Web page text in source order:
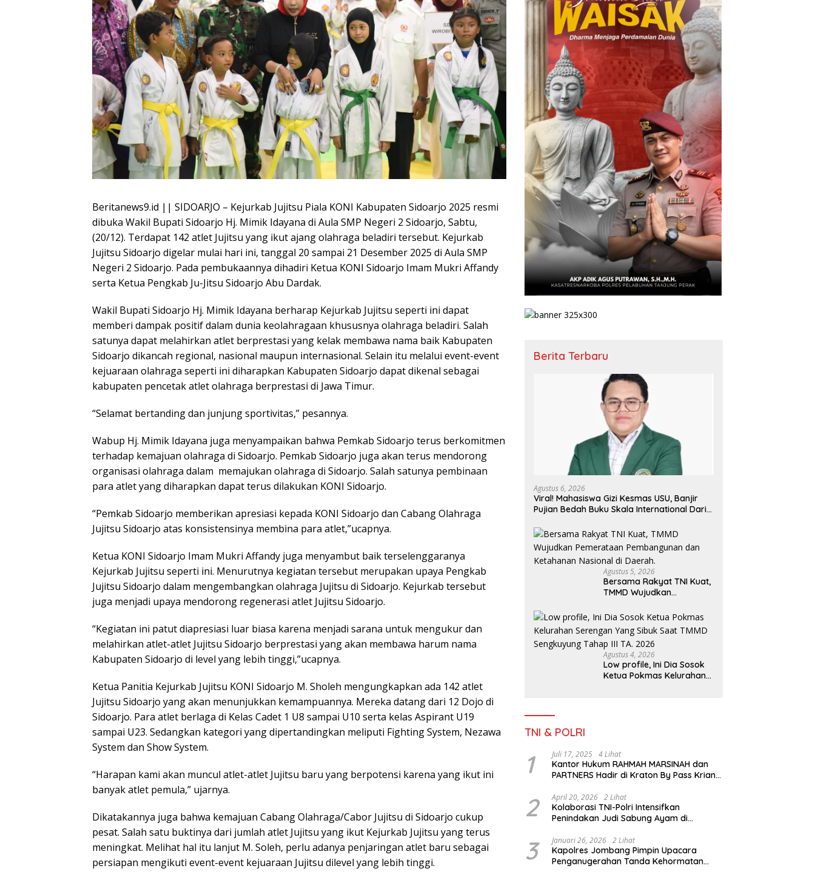
Beritanews9.id || SIDOARJO – Kejurkab Jujitsu Piala KONI Kabupaten Sidoarjo 2025 resmi
dibuka Wakil Bupati Sidoarjo Hj. Mimik Idayana di Aula SMP Negeri 2 Sidoarjo, Sabtu,
(20/12). Terdapat 142 atlet Jujitsu yang ikut ajang olahraga beladiri tersebut. Kejurkab
Jujitsu Sidoarjo digelar mulai hari ini, tanggal 20 sampai 21 Desember 2025 di Aula SMP
Negeri 2 Sidoarjo. Pada pembukaannya dihadiri Ketua KONI Sidoarjo Imam Mukri Affandy
serta Ketua Pengkab Ju-Jitsu Sidoarjo Abu Dardak.
Wakil Bupati Sidoarjo Hj. Mimik Idayana berharap Kejurkab Jujitsu seperti ini dapat
memberi dampak positif dalam dunia keolahragaan khususnya olahraga beladiri. Salah
satunya dapat melahirkan atlet berprestasi yang kelak membawa nama baik Kabupaten
Sidoarjo dikancah regional, nasional maupun internasional. Selain itu melalui event-event
kejuaraan olahraga seperti ini diharapkan Kabupaten Sidoarjo dapat dikenal sebagai
kabupaten pencetak atlet olahraga berprestasi di Jawa Timur.
“Selamat bertanding dan junjung sportivitas,” pesannya.
Wabup Hj. Mimik Idayana juga menyampaikan bahwa Pemkab Sidoarjo terus berkomitmen
terhadap kemajuan olahraga di Sidoarjo. Pemkab Sidoarjo juga akan terus mendorong
organisasi olahraga dalam memajukan olahraga di Sidoarjo. Salah satunya pembinaan
para atlet yang diharapkan dapat terus dilakukan KONI Sidoarjo.
“Pemkab Sidoarjo memberikan apresiasi kepada KONI Sidoarjo dan Cabang Olahraga
Jujitsu Sidoarjo atas konsistensinya membina para atlet,”ucapnya.
Ketua KONI Sidoarjo Imam Mukri Affandy juga menyambut baik terselenggaranya
Kejurkab Jujitsu seperti ini. Menurutnya kegiatan tersebut merupakan upaya Pengkab
Jujitsu Sidoarjo dalam mengembangkan olahraga Jujitsu di Sidoarjo. Kejurkab tersebut
juga menjadi upaya mendorong regenerasi atlet Jujitsu Sidoarjo.
“Kegiatan ini patut diapresiasi luar biasa karena menjadi sarana untuk mengukur dan
melahirkan atlet-atlet Jujitsu Sidoarjo berprestasi yang akan membawa harum nama
Kabupaten Sidoarjo di level yang lebih tinggi,”ucapnya.
Ketua Panitia Kejurkab Jujitsu KONI Sidoarjo M. Sholeh mengungkapkan ada 142 atlet
Jujitsu Sidoarjo yang akan menunjukkan kemampuannya. Mereka datang dari 12 Dojo di
Sidoarjo. Para atlet berlaga di Kelas Cadet 1 U8 sampai U10 serta kelas Aspirant U19
sampai U23. Sedangkan kategori yang dipertandingkan meliputi Fighting System, Nezawa
System dan Show System.
“Harapan kami akan muncul atlet-atlet Jujitsu baru yang berpotensi karena yang ikut ini
banyak atlet pemula,” ujarnya.
Dikatakannya juga bahwa kemajuan Cabang Olahraga/Cabor Jujitsu di Sidoarjo cukup
pesat. Salah satu buktinya dari jumlah atlet Jujitsu yang ikut Kejurkab Jujitsu yang terus
meningkat. Melihat hal itu lanjut M. Soleh, perlu adanya penjaringan atlet baru sebagai
persiapan mengikuti event-event kejuaraan Jujitsu dilevel yang lebih tinggi.
Berita Terbaru
Agustus 6, 2026
Viral! Mahasiswa Gizi Kesmas USU, Banjir
Pujian Bedah Buku Skala International Dari
Agustus 5, 2026
Bersama Rakyat TNI Kuat,
TMMD Wujudkan
Pembangunan dan
Ketahanan Nasional di
Daerah.
Agustus 4, 2026
Low profile, Ini Dia Sosok
Ketua Pokmas Kelurahan
TNI & POLRI
1 Juli 17, 2025 4 Lihat
Kantor Hukum RAHMAH MARSINAH dan
PARTNERS Hadir di Kraton By Pass Krian
2 April 20, 2026 2 Lihat
Kolaborasi TNI-Polri Intensifkan
Penindakan Judi Sabung Ayam di
3 Januari 26, 2026 2 Lihat
Kapolres Jombang Pimpin Upacara
Penganugerahan Tanda Kehormatan